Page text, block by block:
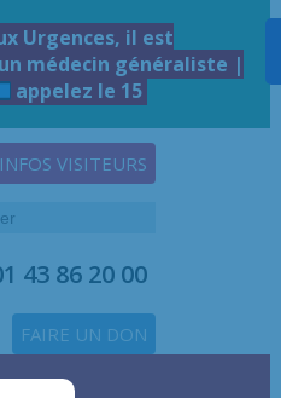
Urgences, il est
médecin généraliste |
appelez le 15
INFOS VISITEURS
43 86 20 00
FAIRE UN DON